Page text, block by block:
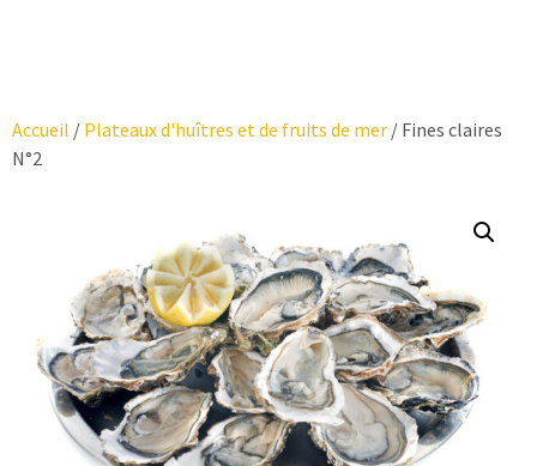
Accueil / Plateaux d'huîtres et de fruits de mer / Fines claires
N°2